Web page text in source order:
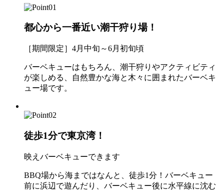
都心から一番近い潮干狩り場！
［期間限定］4月中旬～6月初旬頃
バーベキューはもちろん、潮干狩りやアクティビティ
が楽しめる、自然豊かな海と木々に囲まれたバーベキ
ュー場です。
徒歩1分で東京湾！
映えバーベキューできます
BBQ場から海まではなんと、徒歩1分！バーベキュー
前に浜辺で遊んだり、バーベキュー後に水平線に沈む